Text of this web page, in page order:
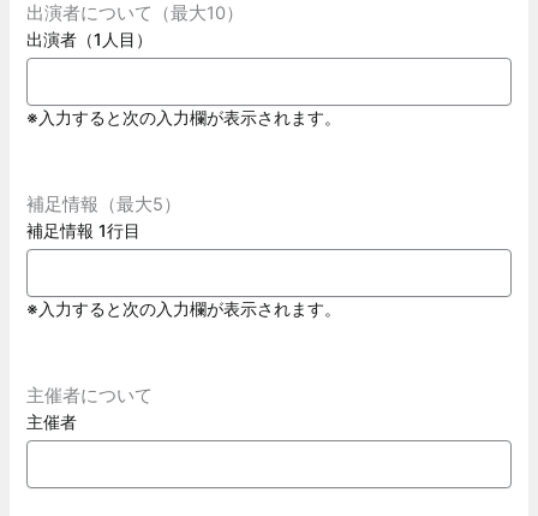
出演者について（最大10）
出演者（1人目）
※入力すると次の入力欄が表示されます。
補足情報（最大5）
補足情報 1行目
※入力すると次の入力欄が表示されます。
主催者について
主催者